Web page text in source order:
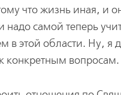
что жизнь иная, и
самой теперь
этой области. Ну, я
конкретным вопросам.